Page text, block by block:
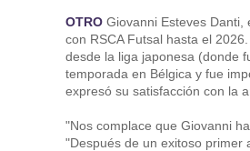
OTRO Giovanni Esteves
con RSCA Futsal hasta el
desde la liga japonesa (donde
temporada en Bélgica y fue
expresó su satisfacción con la
"Nos complace que Giovanni
"Después de un exitoso primer